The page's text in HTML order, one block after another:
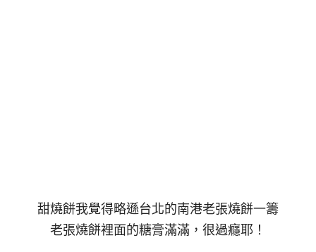
甜燒餅我覺得略遜台北的南港老張燒餅一籌
老張燒餅裡面的糖膏滿滿，很過癮耶！